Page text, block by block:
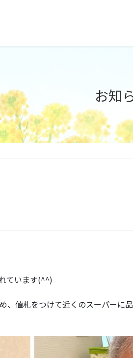
お知
ています(^^)
、値札をつけて近くのスーパーに